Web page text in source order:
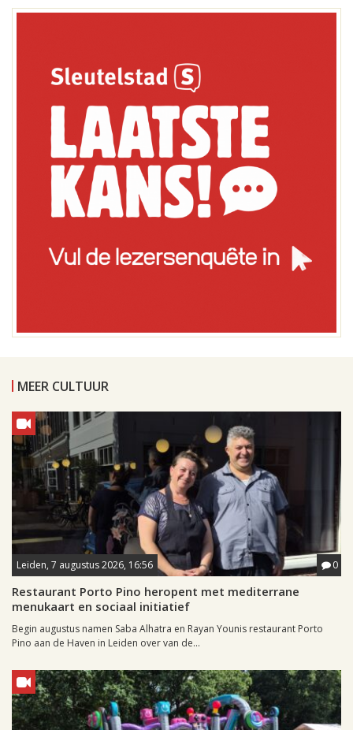
MEER CULTUUR
Leiden, 7 augustus 2026, 16:56 0
Restaurant Porto Pino heropent met mediterrane
menukaart en sociaal initiatief
Begin augustus namen Saba Alhatra en Rayan Younis restaurant Porto
Pino aan de Haven in Leiden over van de...